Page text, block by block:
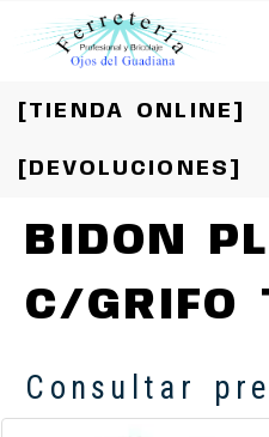
[TIENDA ONLINE]
[DEVOLUCIONES]
BIDON
C/GRIFO
Consultar